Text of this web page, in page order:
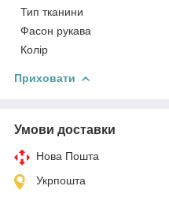
Тип тканини
Фасон рукава
Колір
Приховати
Умови доставки
Нова Пошта
Укрпошта